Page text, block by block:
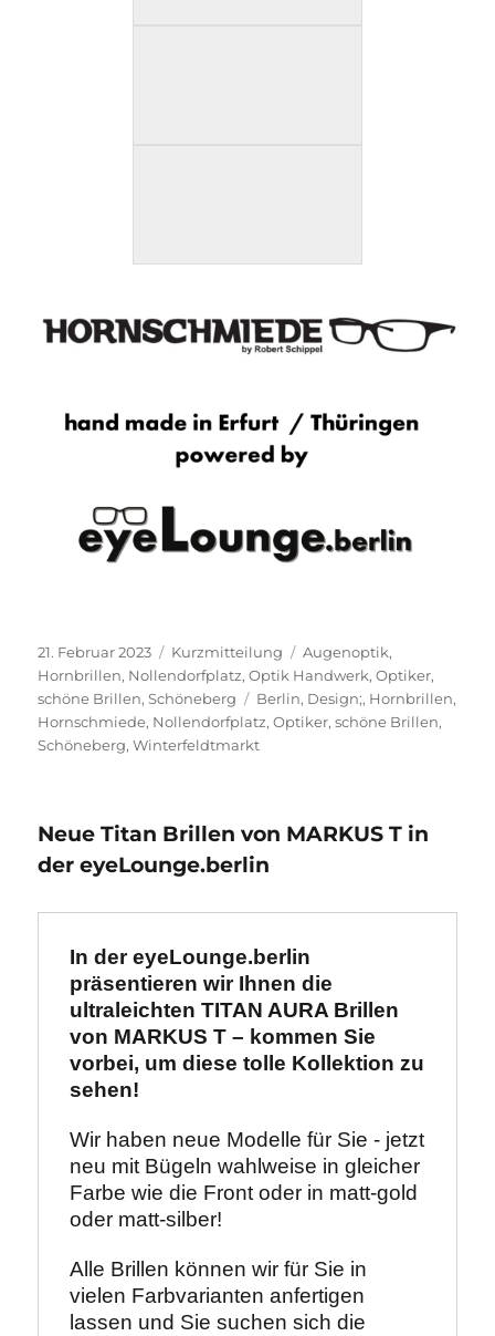
Veröffentlicht
am
21. Februar 2023 Format
Kurzmitteilung Kategorien
Augenoptik,
Hornbrillen, Nollendorfplatz,Optik Handwerk,Optiker,
schöne Brillen,Schöneberg Schlagwörter
Berlin, Design;, Hornbrillen,
Hornschmiede, Nollendorfplatz,Optiker,schöne Brillen,
Schöneberg,Winterfeldtmarkt
Neue Titan Brillen von MARKUS T in
der eyeLounge.berlin
In der eyeLounge.berlin
präsentieren wir Ihnen die
ultraleichten TITAN AURA Brillen
von MARKUS T – kommen Sie
vorbei, um diese tolle Kollektion zu
sehen!
Wir haben neue Modelle für Sie - jetzt
neu mit Bügeln wahlweise in gleicher
Farbe wie die Front oder in matt-gold
oder matt-silber!
Alle Brillen können wir für Sie in
vielen Farbvarianten anfertigen
lassen und Sie suchen sich die